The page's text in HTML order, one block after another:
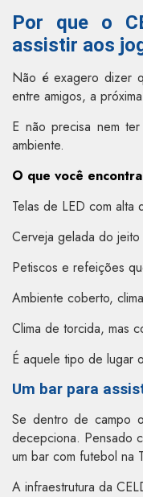
Por que o
assistir aos
Não é exagero dizer
entre amigos, a
E não precisa nem
ambiente.
O que você
Telas de LED com alta
Cerveja gelada do
Petiscos e refeições
Ambiente coberto,
Clima de torcida, mas
É aquele tipo de lugar
Um bar para
Se dentro de campo
decepciona. Pensado
um bar com futebol na
A infraestrutura da